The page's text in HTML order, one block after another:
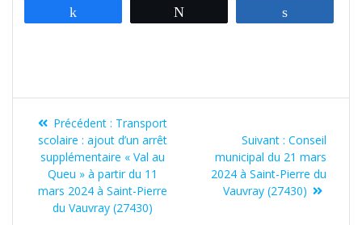
Navigation
l’article
Précédent : Article
précédent
:
Transport
scolaire : ajout d’un arrêt
supplémentaire « Val au
Queu » à partir du 11
mars 2024 à Saint-Pierre
du Vauvray (27430)
Suivant : Article
suivant
:
Conseil
municipal du 21 mars
2024 à Saint-Pierre du
Vauvray (27430)